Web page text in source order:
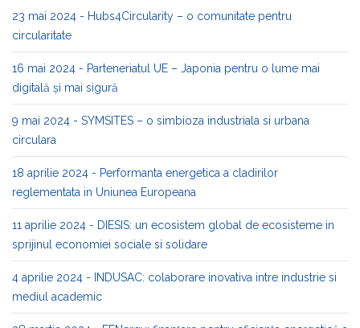
23 mai 2024 - Hubs4Circularity – o comunitate pentru
circularitate
16 mai 2024 - Parteneriatul UE – Japonia pentru o lume mai
digitală și mai sigură
9 mai 2024 - SYMSITES – o simbioza industriala si urbana
circulara
18 aprilie 2024 - Performanta energetica a cladirilor
reglementata in Uniunea Europeana
11 aprilie 2024 - DIESIS: un ecosistem global de ecosisteme in
sprijinul economiei sociale si solidare
4 aprilie 2024 - INDUSAC: colaborare inovativa intre industrie si
mediul academic